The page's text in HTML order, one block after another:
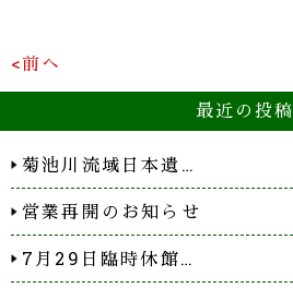
<前へ
最近の投稿
菊池川流域日本遺…
営業再開のお知らせ
7月29日臨時休館…